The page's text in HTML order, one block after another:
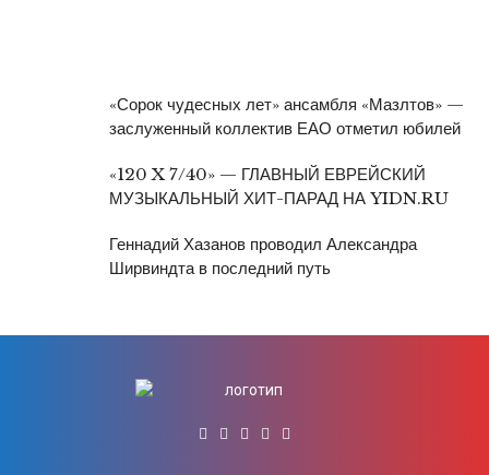
«Сорок чудесных лет» ансамбля «Мазлтов» —
заслуженный коллектив ЕАО отметил юбилей
«120 X 7/40» — ГЛАВНЫЙ ЕВРЕЙСКИЙ
МУЗЫКАЛЬНЫЙ ХИТ-ПАРАД НА YIDN.RU
Геннадий Хазанов проводил Александра
Ширвиндта в последний путь